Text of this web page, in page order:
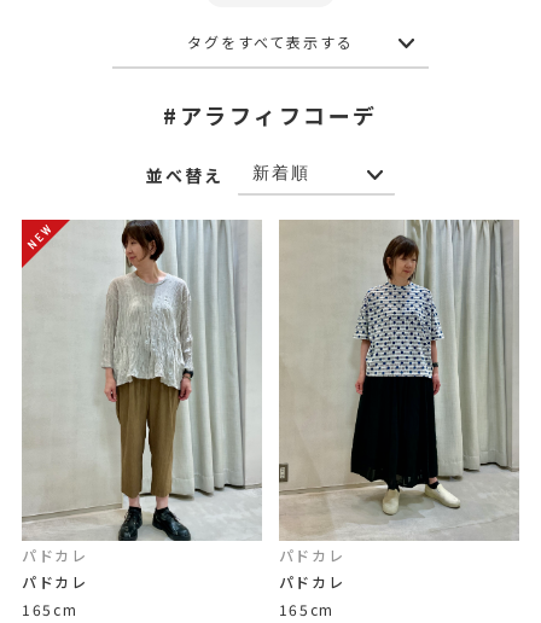
タグをすべて表示する
#アラフィフコーデ
並べ替え
パドカレ
パドカレ
165cm
パドカレ
パドカレ
165cm